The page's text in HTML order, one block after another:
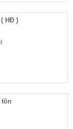
HĐ )
tồn